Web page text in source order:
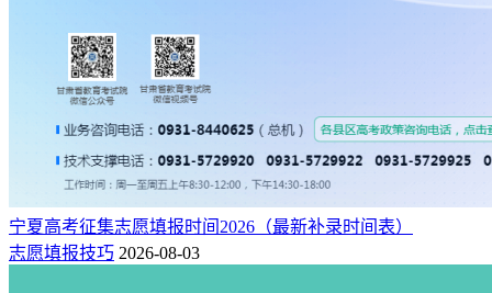
宁夏高考征集志愿填报时间2026（最新补录时间表）
志愿填报技巧 2026-08-03